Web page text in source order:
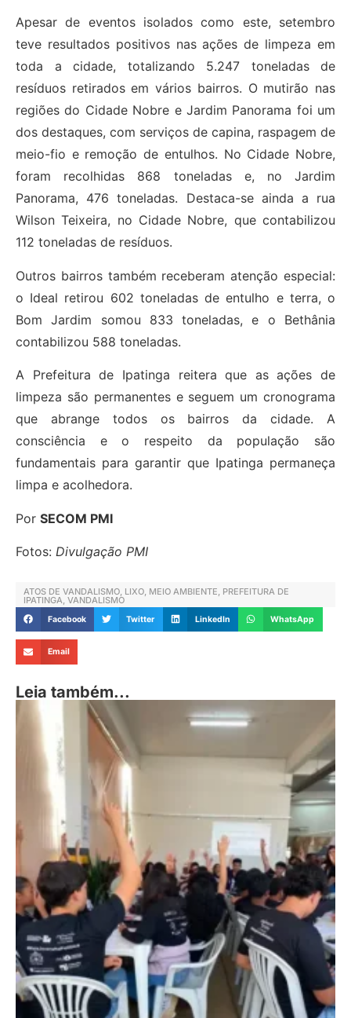
Apesar de eventos isolados como este, setembro
teve resultados positivos nas ações de limpeza em
toda a cidade, totalizando 5.247 toneladas de
resíduos retirados em vários bairros. O mutirão nas
regiões do Cidade Nobre e Jardim Panorama foi um
dos destaques, com serviços de capina, raspagem de
meio-fio e remoção de entulhos. No Cidade Nobre,
foram recolhidas 868 toneladas e, no Jardim
Panorama, 476 toneladas. Destaca-se ainda a rua
Wilson Teixeira, no Cidade Nobre, que contabilizou
112 toneladas de resíduos.
Outros bairros também receberam atenção especial:
o Ideal retirou 602 toneladas de entulho e terra, o
Bom Jardim somou 833 toneladas, e o Bethânia
contabilizou 588 toneladas.
A Prefeitura de Ipatinga reitera que as ações de
limpeza são permanentes e seguem um cronograma
que abrange todos os bairros da cidade. A
consciência e o respeito da população são
fundamentais para garantir que Ipatinga permaneça
limpa e acolhedora.
Por SECOM PMI
Fotos: Divulgação PMI
ATOS DE VANDALISMO LIXO MEIO AMBIENTE PREFEITURA DE
IPATINGA VANDALISMO
Facebook Twitter LinkedIn WhatsApp
Email
Leia também...